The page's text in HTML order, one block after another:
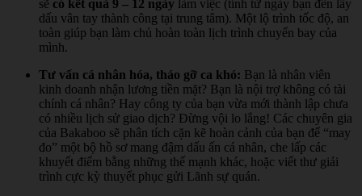
sẽ có kết quả 9 – 12 ngày làm việc (tính từ ngày bạn đến lấy
dấu vân tay thành công tại trung tâm). Một lộ trình tốc độ, an
toàn giúp bạn làm chủ hoàn toàn lịch trình chuyến bay của
mình.
Tư vấn cá nhân hóa, tháo gỡ ca khó: Bạn là nhân viên
kinh doanh nhận lương tiền mặt? Bạn là nội trợ không có tài
chính cá nhân? Hay công ty của bạn vừa mới thành lập chưa
có nhiều lịch sử giao dịch? Đừng vội lo lắng! Các chuyên gia
của Bakaboo sẽ phân tích cặn kẽ hoàn cảnh của bạn để “may
đo” một bộ hồ sơ mang đậm dấu ấn cá nhân, che lấp các
khuyết điểm bằng những thế mạnh khác, hoặc viết thư giải
trình cực kỳ thuyết phục gửi Lãnh sự quán.